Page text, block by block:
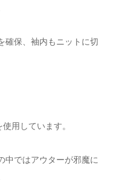
確保、袖内もニットに切
用しています。
中ではアウターが邪魔に